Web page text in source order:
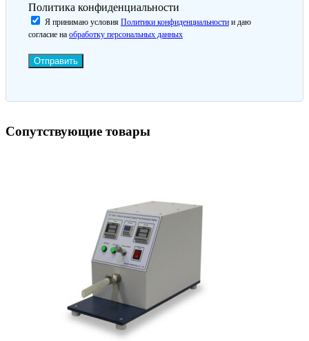
Политика конфиденциальности
Я принимаю условия Политики конфиденциальности и даю
согласие на обработку персональных данных
Отправить
Сопутствующие товары